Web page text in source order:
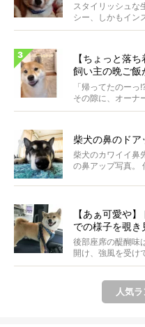
スタイリッシュな
シー、しかもイン
ウ...
【ちょっと落
飼い主の晩ご飯
具合に笑った
「帰ってたのーっ
その隙に、オーナ
柴犬の鼻のドア
柴犬のカワイイ鼻
の鼻アップ写真。
【あぁ可愛や
での様子を覗き
後部座席の醍醐味
開け、強風を受
じが...
人気